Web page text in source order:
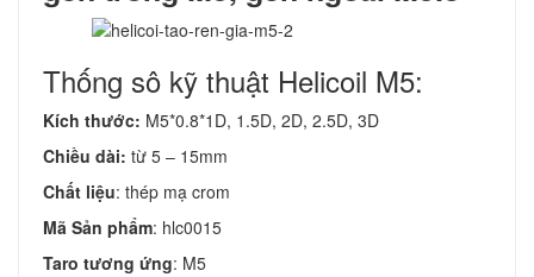
Thống sô kỹ thuật Helicoil M5:
Kích thước: M5*0.8*1D, 1.5D, 2D, 2.5D, 3D
Chiều dài: từ 5 – 15mm
Chất liệu: thép mạ crom
Mã Sản phẩm: hlc0015
Taro tương ứng: M5